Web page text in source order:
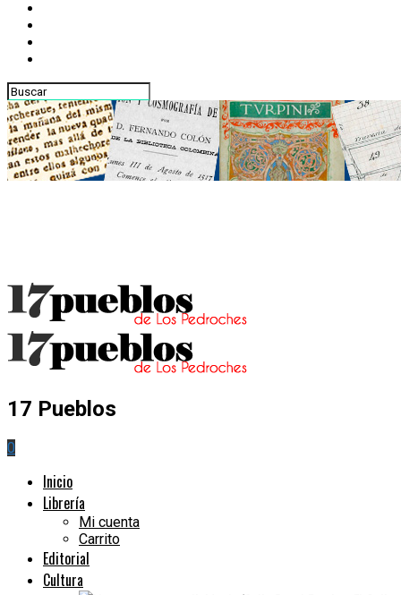
17 Pueblos
0
Inicio
Librería
Mi cuenta
Carrito
Editorial
Cultura